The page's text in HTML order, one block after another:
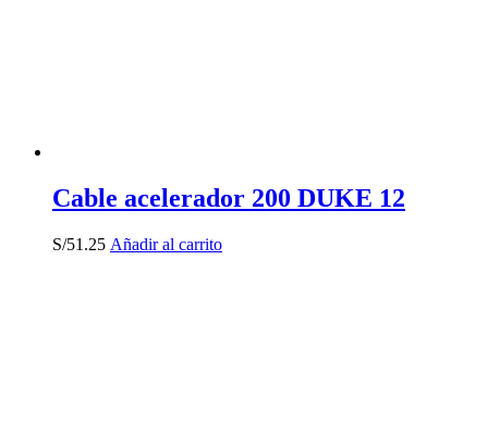
Cable acelerador 200 DUKE 12
S/51.25 Añadir al carrito